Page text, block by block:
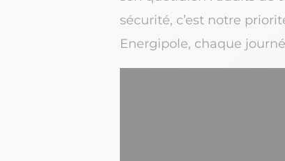
sécurité, c’est notre
Energipole, chaque